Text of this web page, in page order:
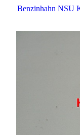
Benzinhahn NSU